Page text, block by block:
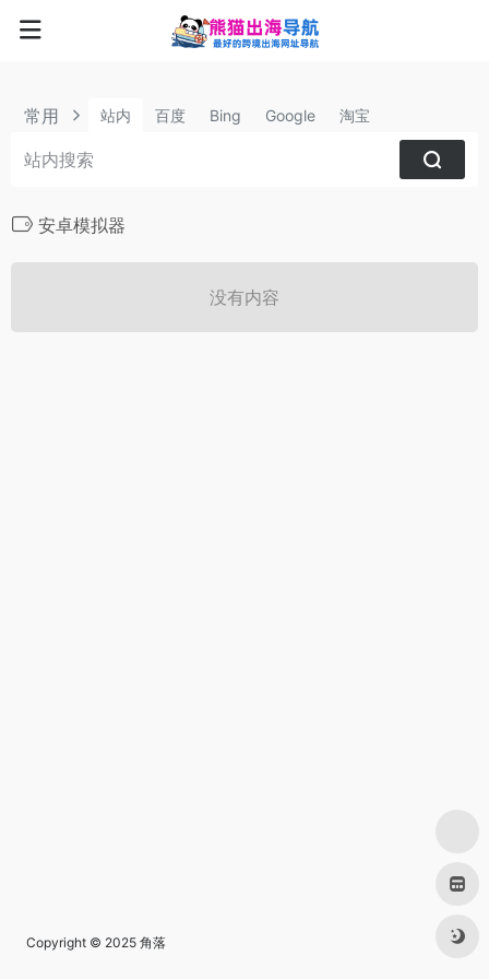
常用 站内 百度 Bing Google 淘宝
安卓模拟器
没有内容
Copyright © 2025 角落